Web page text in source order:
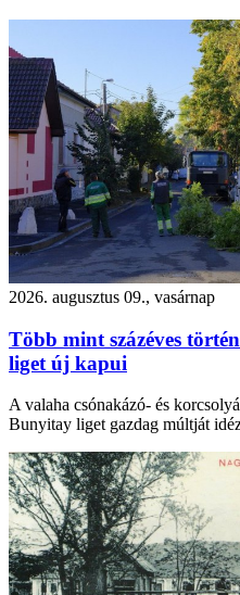
2026. augusztus 09., vasárnap
Több mint százéves
liget új kapui
A valaha csónakázó- és
Bunyitay liget gazdag múltját